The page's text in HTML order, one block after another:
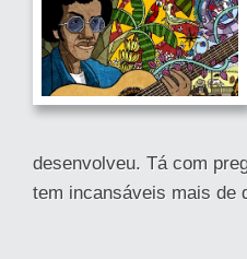
desenvolveu. Tá com
tem incansáveis mais de